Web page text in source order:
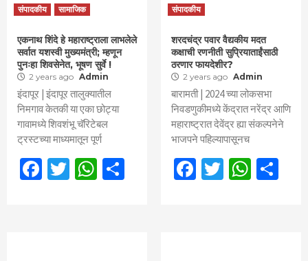
संपादकीय
सामाजिक
एकनाथ शिंदे हे महाराष्ट्राला लाभलेले
सर्वात यशस्वी मुख्यमंत्री; म्हणून
पुनःहा शिवसेनेत, भूषण सुर्वे !
2 years ago Admin
इंदापूर | इंदापूर तालुक्यातील
निमगाव केतकी या एका छोट्या
गावामध्ये शिवशंभू चॅरिटेबल
ट्रस्टच्या माध्यमातून पूर्ण
Facebook
TwitterWhatsApp
Share
संपादकीय
शरदचंद्र पवार वैद्यकीय मदत
कक्षाची रणनीती सुप्रियाताईंसाठी
ठरणार फायदेशीर?
2 years ago Admin
बारामती | 2024 च्या लोकसभा
निवडणुकीमध्ये केंद्रात नरेंद्र आणि
महाराष्ट्रात देवेंद्र ह्या संकल्पनेने
भाजपने पहिल्यापासूनच
Facebook
Twitter